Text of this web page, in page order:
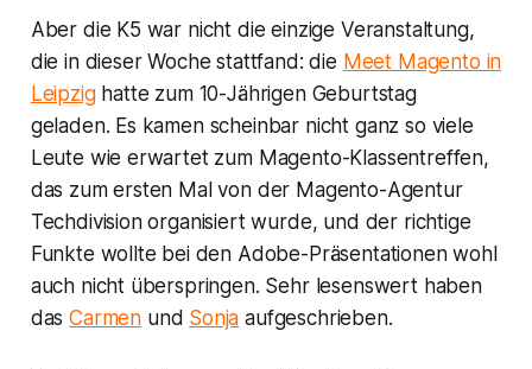
Aber die K5 war nicht die einzige Veranstaltung,
die in dieser Woche stattfand: die Meet Magento in
Leipzighatte zum 10-Jährigen Geburtstag
geladen. Es kamen scheinbar nicht ganz so viele
Leute wie erwartet zum Magento-Klassentreffen,
das zum ersten Mal von der Magento-Agentur
Techdivision organisiert wurde, und der richtige
Funkte wollte bei den Adobe-Präsentationen wohl
auch nicht überspringen. Sehr lesenswert haben
dasCarmen und Sonja aufgeschrieben.